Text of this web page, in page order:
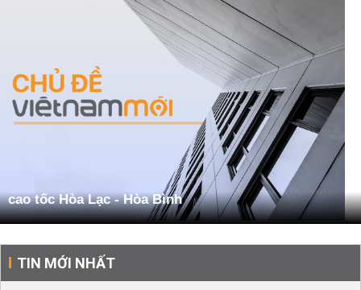
cao tốc Hòa Lạc - Hòa Bình
TIN MỚI NHẤT